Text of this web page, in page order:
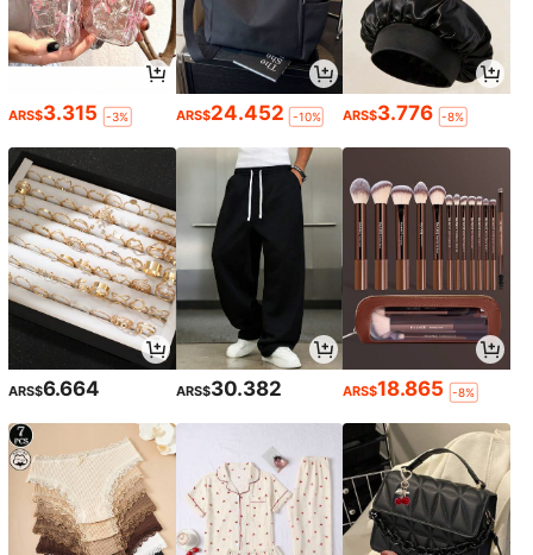
ARS$3.315 -3% ARS$24.452 -10% ARS$3.776 -8%
ARS$6.664 ARS$30.382 ARS$18.865 -8%